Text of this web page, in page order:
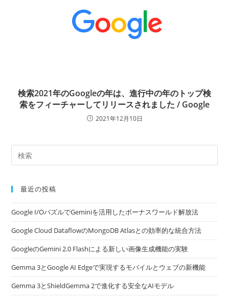
検索2021年のGoogleの年は、進行中の年のトップ検
索をフィーチャーしてリリースされました / Google
2021年12月10日
最近の投稿
Google I/OパズルでGeminiを活用したボーナスワールド解放法
Google Cloud DataflowのMongoDB Atlasとの効率的な統合方法
GoogleのGemini 2.0 Flashによる新しい画像生成機能の実験
Gemma 3とGoogle AI Edgeで実現するモバイルとウェブの新機能
Gemma 3とShieldGemma 2で進化する安全なAIモデル